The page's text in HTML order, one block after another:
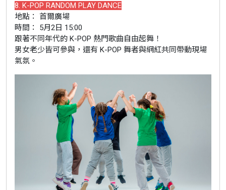
8. K-POP RANDOM PLAY DANCE
地點： 首爾廣場
時間： 5月2日 15:00
跟著不同年代的 K-POP 熱門歌曲自由起舞！
男女老少皆可參與，還有 K-POP 舞者與網紅共同帶動現場
氣氛。